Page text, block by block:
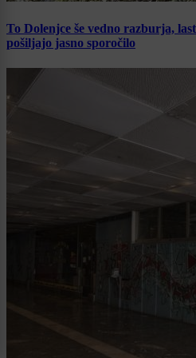
To Dolenjce še vedno razburja,
pošiljajo jasno sporočilo